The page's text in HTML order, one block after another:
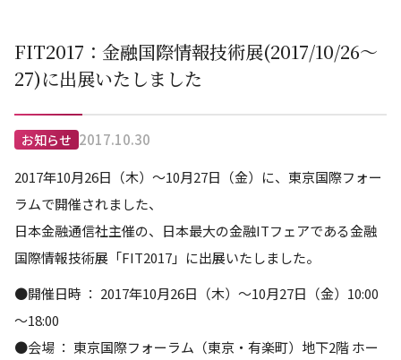
FIT2017：金融国際情報技術展(2017/10/26～
27)に出展いたしました
お知らせ 2017.10.30
2017年10月26日（木）～10月27日（金）に、東京国際フォー
ラムで開催されました、
日本金融通信社主催の、 日本最大の金融ITフェアである金融
国際情報技術展「FIT2017」に出展いたしました。
●開催日時 ： 2017年10月26日（木）～10月27日（金）10:00
～18:00
●会場 ： 東京国際フォーラム（東京・有楽町）地下2階 ホー